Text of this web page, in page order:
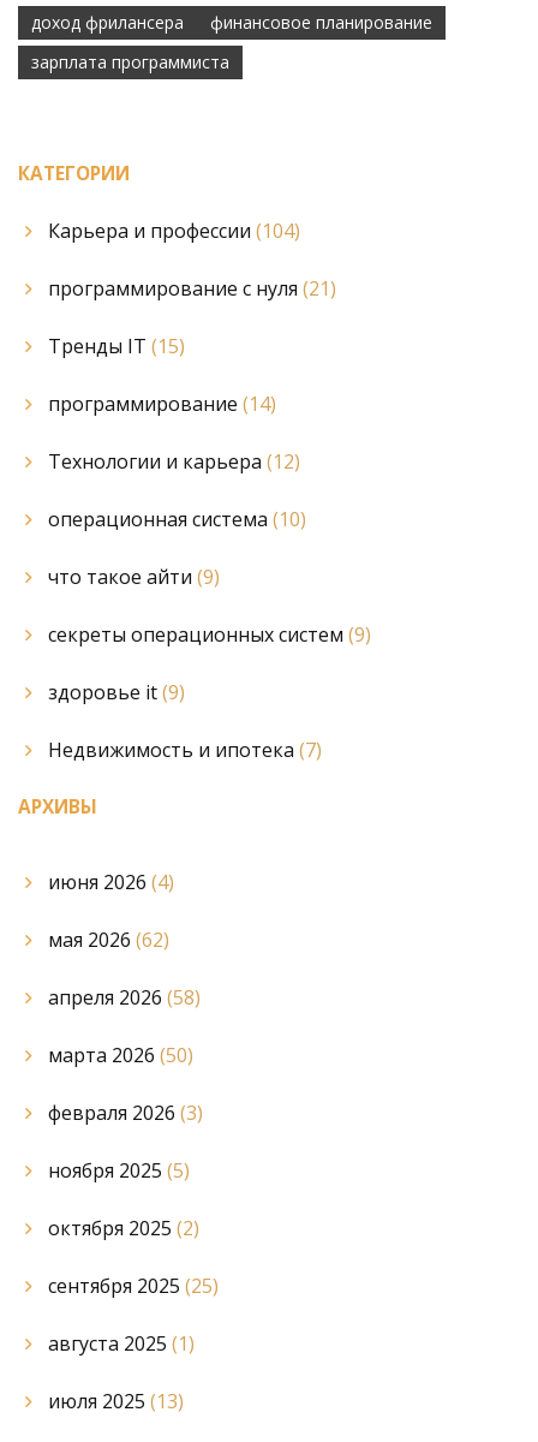
доход фрилансера
финансовое планирование
зарплата программиста
КАТЕГОРИИ
Карьера и профессии (104)
программирование с нуля (21)
Тренды IT (15)
программирование (14)
Технологии и карьера (12)
операционная система (10)
что такое айти (9)
секреты операционных систем (9)
здоровье it(9)
Недвижимость и ипотека (7)
АРХИВЫ
июня 2026 (4)
мая 2026 (62)
апреля 2026 (58)
марта 2026 (50)
февраля 2026 (3)
ноября 2025 (5)
октября 2025 (2)
сентября 2025 (25)
августа 2025 (1)
июля 2025 (13)